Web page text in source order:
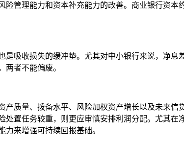
管理能力和资本补充能力的改善。商业银行资
吸收损失的缓冲垫。尤其对中小银行来说，净
两者不能偏废。
质量、拨备水平、风险加权资产增长以及未来
置任务较重，则更应审慎安排利润分配。尤其
来增强可持续回报基础。